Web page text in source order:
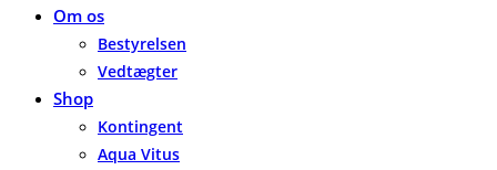
Om os
Bestyrelsen
Vedtægter
Shop
Kontingent
Aqua Vitus